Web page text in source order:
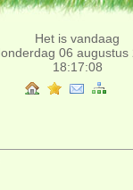
Het is vandaag
06 augustus
18:17:08